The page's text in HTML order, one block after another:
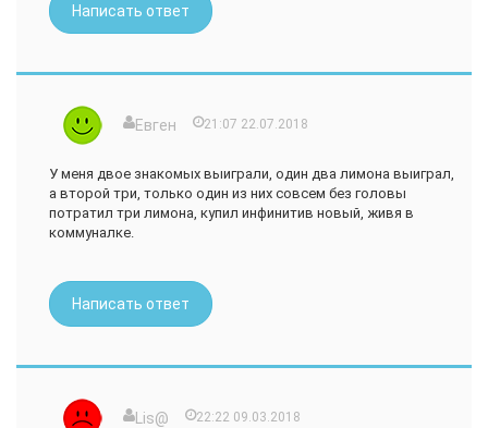
Написать ответ
Евген 21:07 22.07.2018
У меня двое знакомых выиграли, один два лимона выиграл,
а второй три, только один из них совсем без головы
потратил три лимона, купил инфинитив новый, живя в
коммуналке.
Написать ответ
Lis@ 22:22 09.03.2018